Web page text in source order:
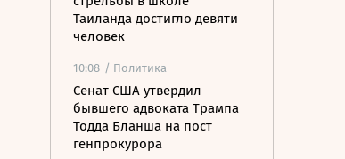
Таиланда достигло девяти
человек
10:08 / Политика
Сенат США утвердил
бывшего адвоката Трампа
Тодда Бланша на пост
генпрокурора